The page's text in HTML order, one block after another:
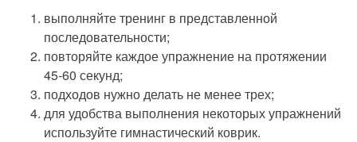
выполняйте тренинг в представленной
последовательности;
повторяйте каждое упражнение на протяжении
45-60 секунд;
подходов нужно делать не менее трех;
для удобства выполнения некоторых упражнений
используйте гимнастический коврик.